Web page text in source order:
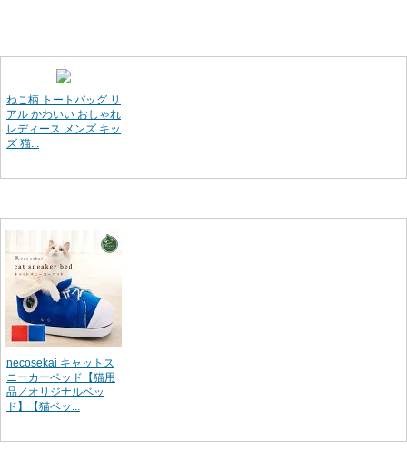
ねこ柄 トートバッグ リ
アル かわいい おしゃれ
レディース メンズ キッ
ズ 猫...
necosekai キャットス
ニーカーベッド【猫用
品／オリジナルベッ
ド】【猫ベッ...